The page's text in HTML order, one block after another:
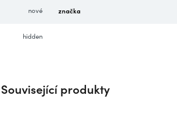
nové značka
hidden
Související produkty